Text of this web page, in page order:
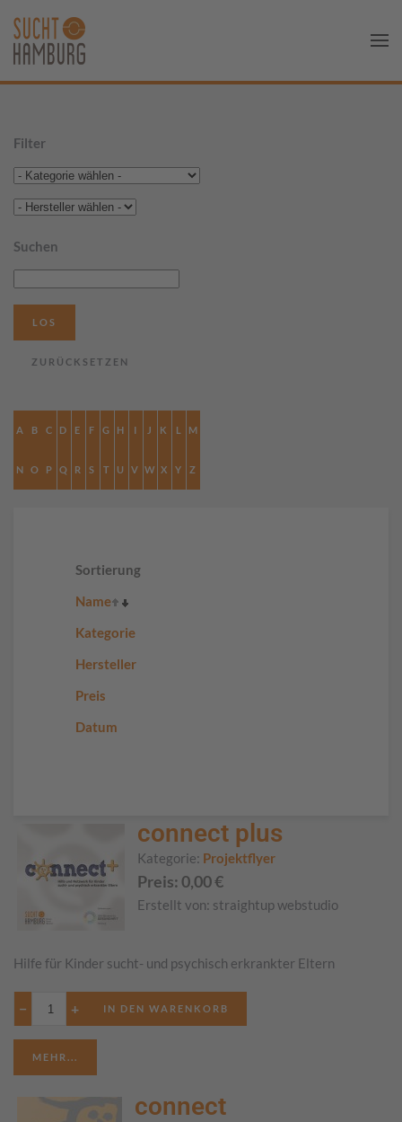
Filter
Suchen
A B C D E F G H I J K L M
N O P Q R S T U V W X Y Z
Sortierung
Name
Kategorie
Hersteller
Preis
Datum
connect plus
Kategorie: Projektflyer
Preis: 0,00€
Erstellt von: straightup webstudio
Hilfe für Kinder sucht- und psychisch erkrankter Eltern
− +
MEHR...
connect